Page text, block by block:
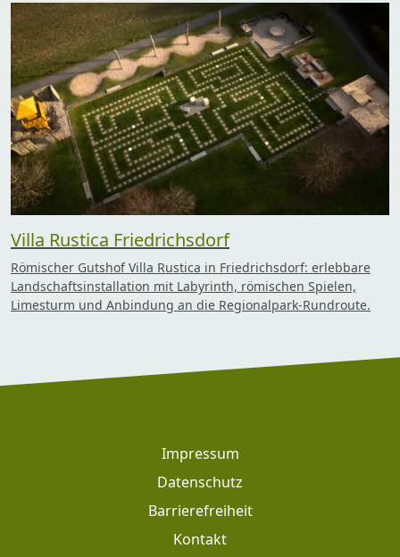
Villa Rustica Friedrichsdorf
Römischer Gutshof Villa Rustica in Friedrichsdorf: erlebbare
Landschaftsinstallation mit Labyrinth, römischen Spielen,
Limesturm und Anbindung an die Regionalpark-Rundroute.
Impressum
Datenschutz
Barrierefreiheit
Kontakt